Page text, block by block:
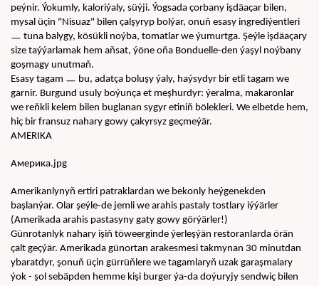
peýnir. Ýokumly, kaloriýaly, süýji. Ýogsada çorbany işdäaçar bilen,
ㅡ tuna balygy, kösükli noýba, tomatlar we ýumurtga. Şeýle işdäaçary
size taýýarlamak hem aňsat, ýöne oňa Bonduelle-den ýaşyl noýbany
goşmagy unutmaň.
Esasy tagam ㅡ bu, adatça boluşy ýaly, haýsydyr bir etli tagam we
garnir. Burgund usuly boýunça et meşhurdyr: ýeralma, makaronlar
we reňkli kelem bilen buglanan sygyr etiniň bölekleri. We elbetde hem,
hiç bir fransuz nahary gowy çakyrsyz geçmeýär.
AMERIKA
Америка.jpg
Amerikanlynyň ertiri patraklardan we bekonly heýgenekden
başlanýar. Olar şeýle-de jemli we arahis pastaly tostlary iýýärler
(Amerikada arahis pastasyny gaty gowy görýärler!)
Günrotanlyk nahary işiň töweerginde ýerleşýän restoranlarda örän
çalt geçýär. Amerikada günortan arakesmesi takmynan 30 minutdan
ybaratdyr, şonuň üçin gürrüňlere we tagamlaryň uzak garaşmalary
ýok - şol sebäpden hemme kişi burger ýa-da doýuryjy sendwiç bilen